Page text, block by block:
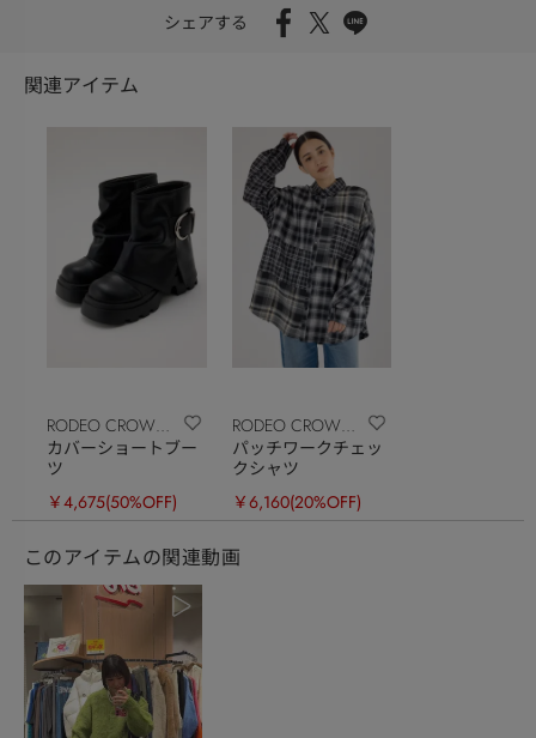
シェアする
関連アイテム
RODEO CROWNS
WIDE BOWL
カバーショートブー
ツ
￥4,675(50%OFF)
RODEO CROWNS
WIDE BOWL
パッチワークチェッ
クシャツ
￥6,160(20%OFF)
このアイテムの関連動画